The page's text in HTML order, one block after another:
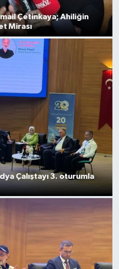
Çetinkaya; Ahiliğin
Mirası
Çalıştayı 3. oturumla